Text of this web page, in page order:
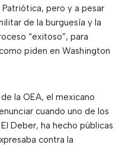
pero y a pesar
de la burguesía y la
“exitoso”, para
piden en Washington
la OEA, el mexicano
cuando uno de los
Deber, ha hecho públicas
contra la